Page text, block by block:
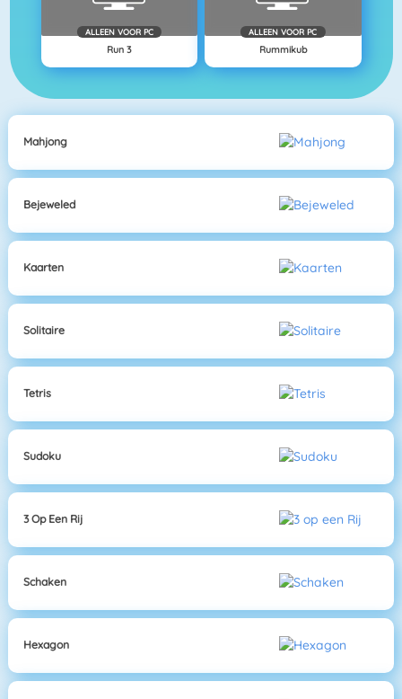
ALLEEN VOOR PC
Run 3
ALLEEN VOOR PC
Rummikub
Mahjong
Bejeweled
Kaarten
Solitaire
Tetris
Sudoku
3 Op Een Rij
Schaken
Hexagon